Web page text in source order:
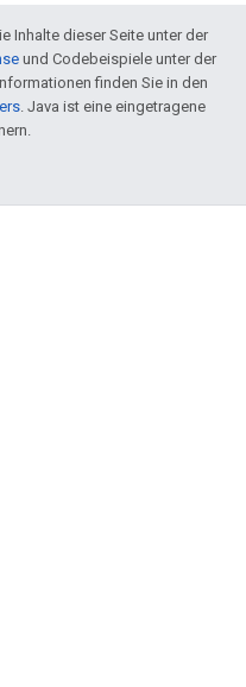
Inhalte dieser Seite unter der
und Codebeispiele unter der
finden Sie in den
. Java ist eine eingetragene